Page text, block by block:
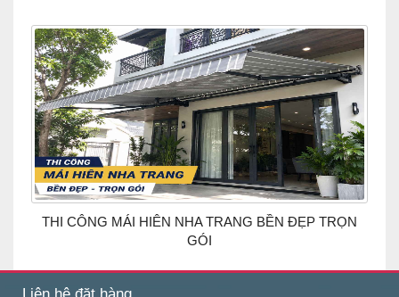
THI CÔNG MÁI HIÊN NHA TRANG BỀN ĐẸP TRỌN
GÓI